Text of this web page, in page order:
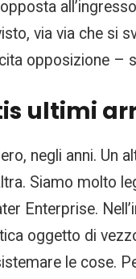
via via che si
opposizione –
ultimi
negli anni. Un
Siamo molto
Enterprise.
oggetto di
le cose.